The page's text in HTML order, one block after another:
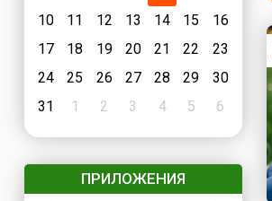
10
11 12 13 14 15
16
17
18 19 20 21 22
23
24
25 26 27 28 29
30
31
1 2 3 4 5 6
ПРИЛОЖЕНИЯ